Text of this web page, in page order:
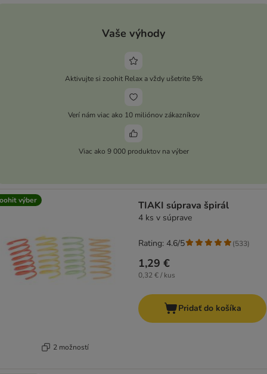
Vaše výhody
Aktivujte si zoohit Relax a vždy ušetrite 5%
Verí nám viac ako 10 miliónov zákazníkov
Viac ako 9 000 produktov na výber
výber
2 možností
TIAKI súprava špirál
4 ks v súprave
1,29 €
0,32 € / kus
Rating: 4.6/5 (533)
Pridať do košíka